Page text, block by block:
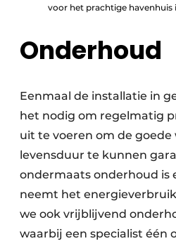
voor het prachtige havenhuis
Onderhoud
Eenmaal de installatie in
het nodig om regelmatig
uit te voeren om de
levensduur te kunnen
ondermaats onderhoud is
neemt het
we ook vrijblijvend
waarbij een specialist één